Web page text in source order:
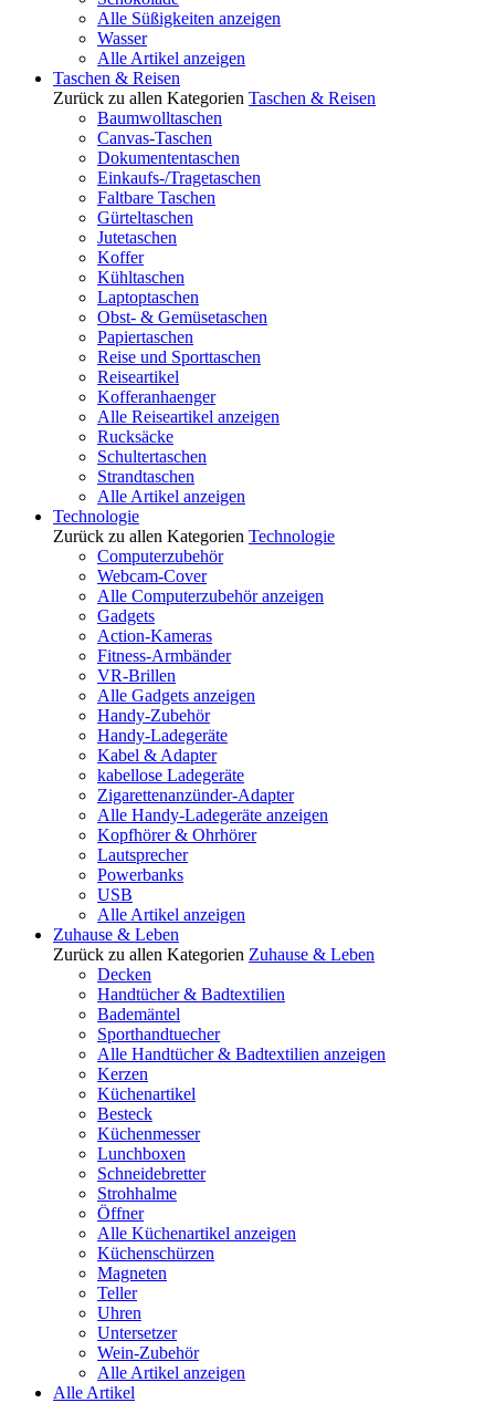
Alle Süßigkeiten anzeigen
Wasser
Alle Artikel anzeigen
Taschen & Reisen
Zurück zu allen Kategorien Taschen & Reisen
Baumwolltaschen
Canvas-Taschen
Dokumententaschen
Einkaufs-/Tragetaschen
Faltbare Taschen
Gürteltaschen
Jutetaschen
Koffer
Kühltaschen
Laptoptaschen
Obst- & Gemüsetaschen
Papiertaschen
Reise und Sporttaschen
Reiseartikel
Kofferanhaenger
Alle Reiseartikel anzeigen
Rucksäcke
Schultertaschen
Strandtaschen
Alle Artikel anzeigen
Technologie
Zurück zu allen Kategorien Technologie
Computerzubehör
Webcam-Cover
Alle Computerzubehör anzeigen
Gadgets
Action-Kameras
Fitness-Armbänder
VR-Brillen
Alle Gadgets anzeigen
Handy-Zubehör
Handy-Ladegeräte
Kabel & Adapter
kabellose Ladegeräte
Zigarettenanzünder-Adapter
Alle Handy-Ladegeräte anzeigen
Kopfhörer & Ohrhörer
Lautsprecher
Powerbanks
USB
Alle Artikel anzeigen
Zuhause & Leben
Zurück zu allen Kategorien Zuhause & Leben
Decken
Handtücher & Badtextilien
Bademäntel
Sporthandtuecher
Alle Handtücher & Badtextilien anzeigen
Kerzen
Küchenartikel
Besteck
Küchenmesser
Lunchboxen
Schneidebretter
Strohhalme
Öffner
Alle Küchenartikel anzeigen
Küchenschürzen
Magneten
Teller
Uhren
Untersetzer
Wein-Zubehör
Alle Artikel anzeigen
Alle Artikel